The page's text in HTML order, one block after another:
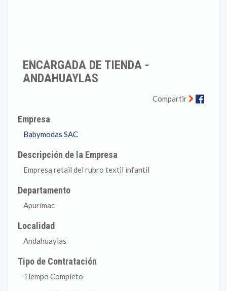
ENCARGADA DE TIENDA -
ANDAHUAYLAS
Compartir
Empresa
Babymodas SAC
Descripción de la Empresa
Empresa retail del rubro textil infantil
Departamento
Apurímac
Localidad
Andahuaylas
Tipo de Contratación
Tiempo Completo